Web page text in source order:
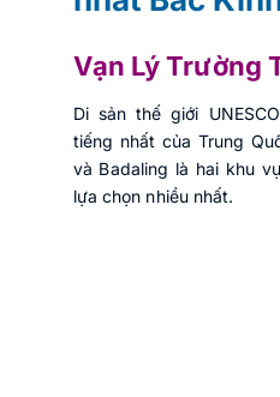
Vạn Lý Trường
Di sản thế giới
tiếng nhất của Trung
và Badaling là hai khu
lựa chọn nhiều nhất.